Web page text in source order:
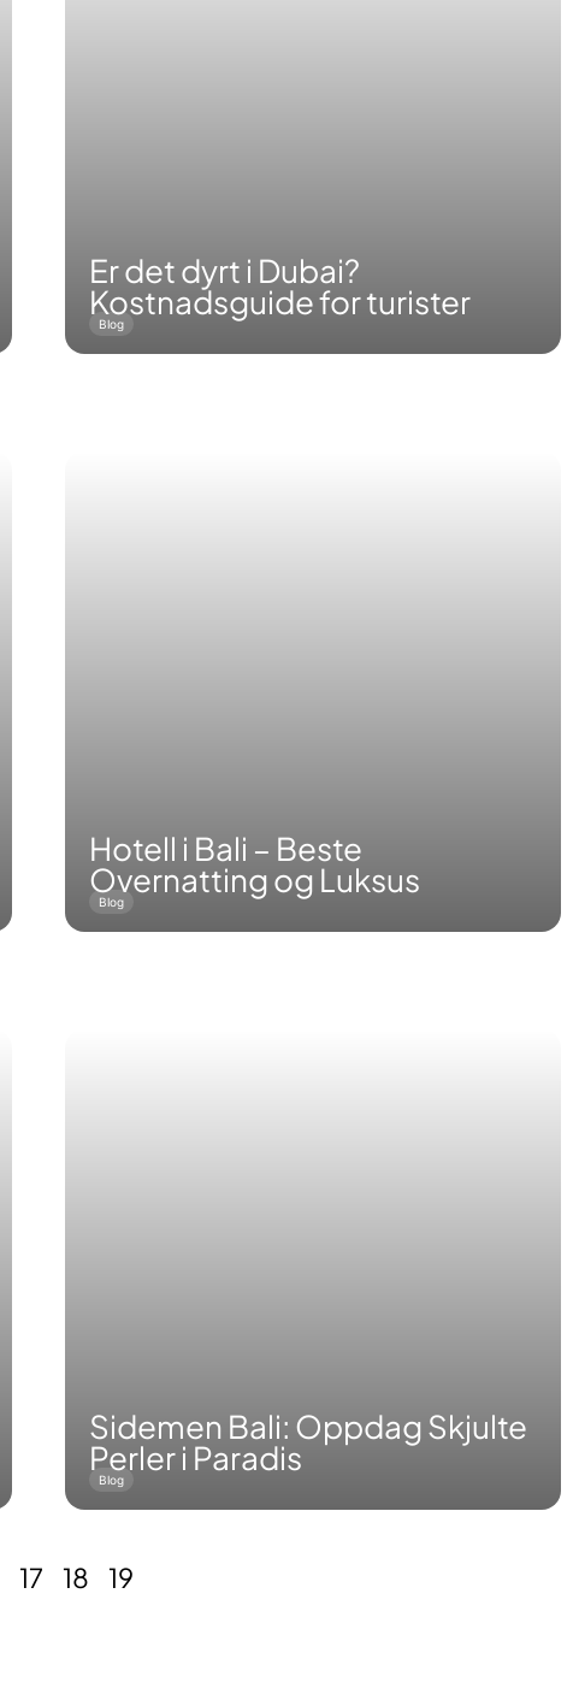
Er det dyrt i Dubai?
Kostnadsguide for turister
Blog
Hotell i Bali – Beste
Overnatting og Luksus
Blog
Sidemen Bali: Oppdag Skjulte
Perler i Paradis
Blog
17 18 19